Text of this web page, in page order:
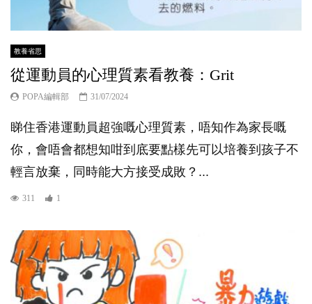
教養省思
從運動員的心理質素看教養：Grit
POPA編輯部 31/07/2024
睇住香港運動員超強嘅心理質素，唔知作為家長嘅
你，會唔會都想知咁到底要點樣先可以培養到孩子不
輕言放棄，同時能大方接受成敗？...
311 1